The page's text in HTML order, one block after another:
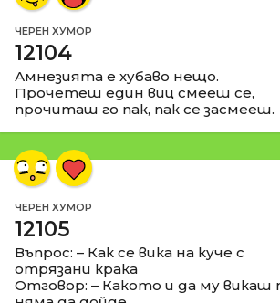
ЧЕРЕН ХУМОР
12104
Амнезията е хубаво нещо.
Прочетеш един виц смееш се,
прочиташ го пак, пак се засмееш.
ЧЕРЕН ХУМОР
12105
Въпрос: – Как се вика на куче с
отрязани крака
Отговор: – Какото и да му викаш